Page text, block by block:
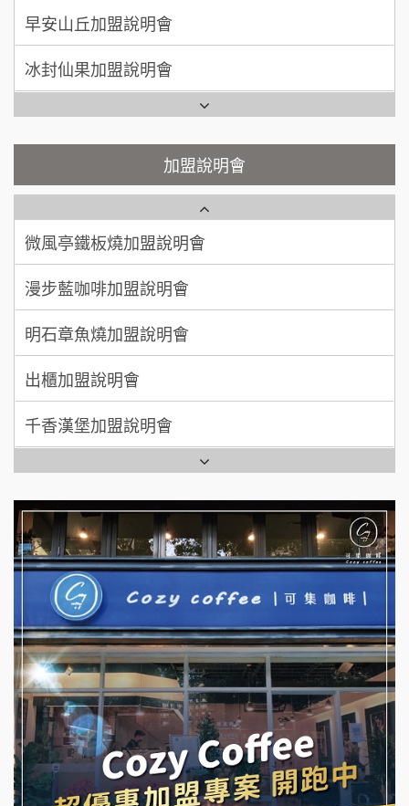
加盟預算
呂 先生/小姐
加盟預算 200萬~400萬
顏 先生/小姐 台北市
廖 先生/小姐 高雄市
加盟預算
冰封仙果加盟說明會
Ramble Café 漫步藍咖啡加盟說明會
微風亭鐵板燒加盟說明會
【曉妍美妝】誠徵行政櫃檯
自助洗衣店誠徵代洗收送人員(台中市)
MUSHEN徵SPA美容芳療師
日十。早午食加盟說明會
拾鑶火鍋加盟說明會
全家加盟說明會
台灣G湯加盟說明會
彭富貴加盟說明會
NU PASTA義大利麵加盟說明會
潮鍋癮加盟說明會
蓁伙烤倆吃加盟說明會
霏等茶加盟說明會
早安山丘加盟說明會
冰封仙果加盟說明會
加盟說明會
SHARE TEA歇腳亭加盟說明會
潮味決-湯滷專門店加盟說明會
鮮茶道加盟說明會
微風亭鐵板燒加盟說明會
漫步藍咖啡加盟說明會
明石章魚燒加盟說明會
出櫃加盟說明會
千香漢堡加盟說明會
七盞茶加盟說明會
拉亞漢堡加盟說明會
杜芳子古味茶鋪加盟說明會
優握握×酸奶大獅加盟說明會
冬城門加盟說明會
拾鑶火鍋加盟說明會
阿性情趣無人販售所加盟明會
龍涎居好湯加盟說明會
舒油頭加盟說明會